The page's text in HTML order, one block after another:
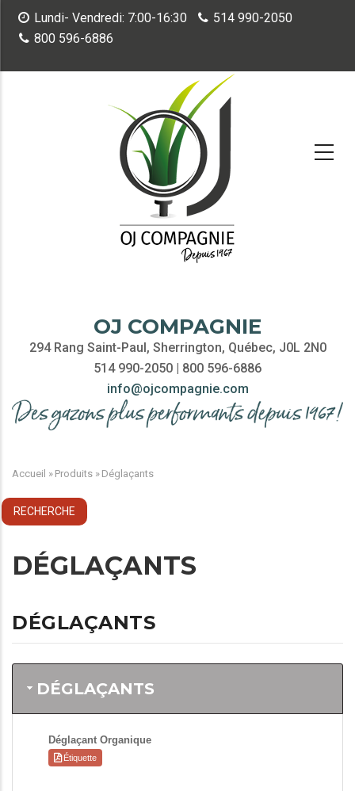
Aller
principal
Lundi- Vendredi: 7:00-16:30
514 990-2050
800 596-6886
OJ COMPAGNIE
294 Rang Saint-Paul, Sherrington, Québec, J0L 2N0
514 990-2050 | 800 596-6886
info@ojcompagnie.com
NAVIGATION
FIL
D'ARIANE
Accueil » Produits » Déglaçants
DÉGLAÇANTS
DÉGLAÇANTS
DÉGLAÇANTS
Déglaçant Organique
Étiquette